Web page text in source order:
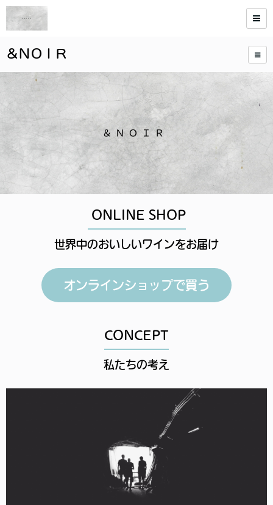
＆ＮＯＩＲ
ONLINE SHOP
世界中のおいしいワインをお届け
オンラインショップで買う
CONCEPT
私たちの考え